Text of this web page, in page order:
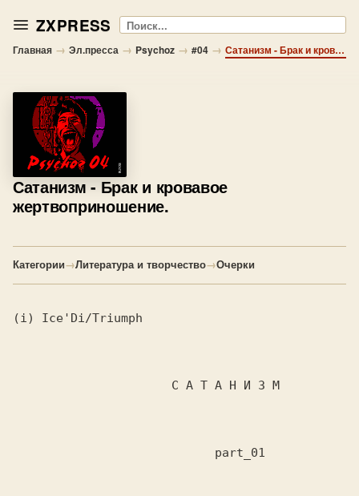
ZXPRESS Поиск
Главная → Эл.пресса → Psychoz → #04 → Сатанизм - Брак и кровавое жертвоприношение.
Сатанизм - Брак и кровавое
жертвоприношение.
Категории→Литература и творчество→Очерки
(i) Ice'Di/Triumph